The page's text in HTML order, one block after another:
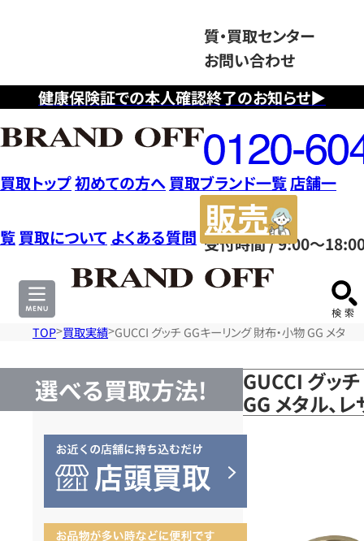
健康保険証での本人確認終了のお知らせ▶
質・買取センター
お問い合わせ
フ
リ
ー
ダ
イ
ヤ
ル
0120604117
受付時間 / 9:00～
買取トップ初めての方へ 買取ブランド一覧店舗一
覧 買取について よくある質問
サ
TOP 買取実績 GUCCI グッチ GGキーリング 財布・小物 GG メタル
選べる買取方法!
GUCCI グッ
GG メタル、